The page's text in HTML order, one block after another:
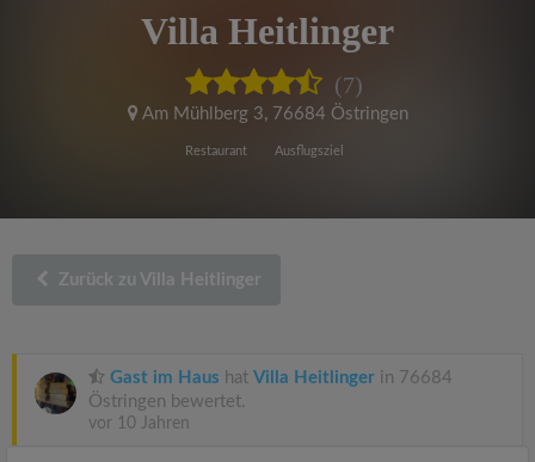
Villa Heitlinger
(7)
Am Mühlberg 3, 76684 Östringen
Restaurant Ausflugsziel
Zurück zu Villa Heitlinger
Gast im Haus hat Villa Heitlinger in 76684
Östringen bewertet.
vor 10 Jahren